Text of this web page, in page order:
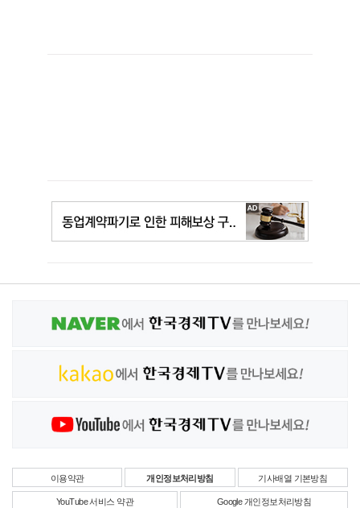
이용약관 개인정보처리방침 기사배열 기본방침
YouTube 서비스 약관 Google 개인정보처리방침